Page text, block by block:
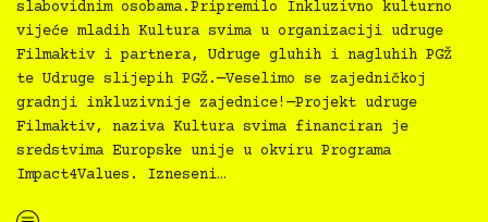
slabovidnim osobama.Pripremilo Inkluzivno kulturno
vijeće mladih Kultura svima u organizaciji udruge
Filmaktiv i partnera, Udruge gluhih i nagluhih PGŽ
te Udruge slijepih PGŽ.—Veselimo se zajedničkoj
gradnji inkluzivnije zajednice!—Projekt udruge
Filmaktiv, naziva Kultura svima financiran je
sredstvima Europske unije u okviru Programa
Impact4Values. Izneseni…